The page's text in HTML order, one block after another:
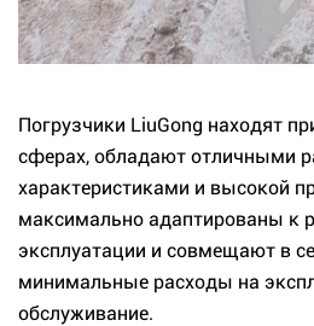
Погрузчики LiuGong находят
сферах, обладают отличными
характеристиками и высокой
максимально адаптированы к
эксплуатации и совмещают в
минимальные расходы на
обслуживание.